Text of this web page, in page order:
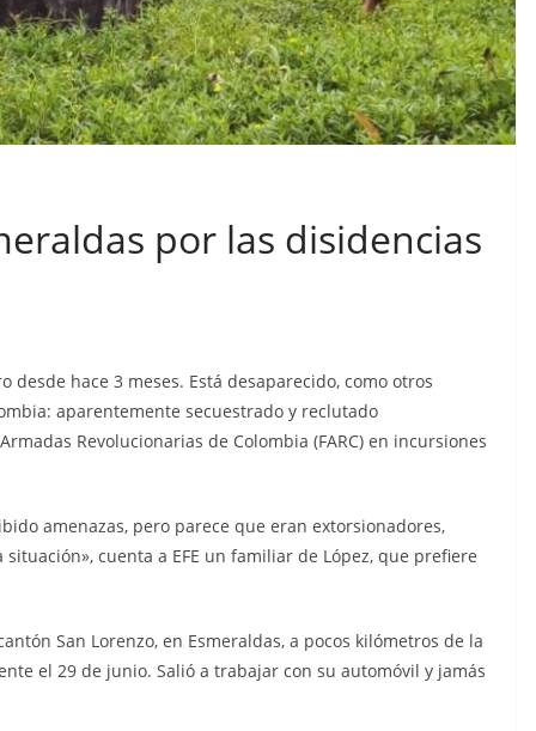
por las disidencias
desde hace 3 meses. Está desaparecido, como otros
aparentemente secuestrado y reclutado
Revolucionarias de Colombia (FARC) en incursiones
amenazas, pero parece que eran extorsionadores,
cuenta a EFE un familiar de López, que prefiere
San Lorenzo, en Esmeraldas, a pocos kilómetros de la
el 29 de junio. Salió a trabajar con su automóvil y jamás
está
funcionario municipal